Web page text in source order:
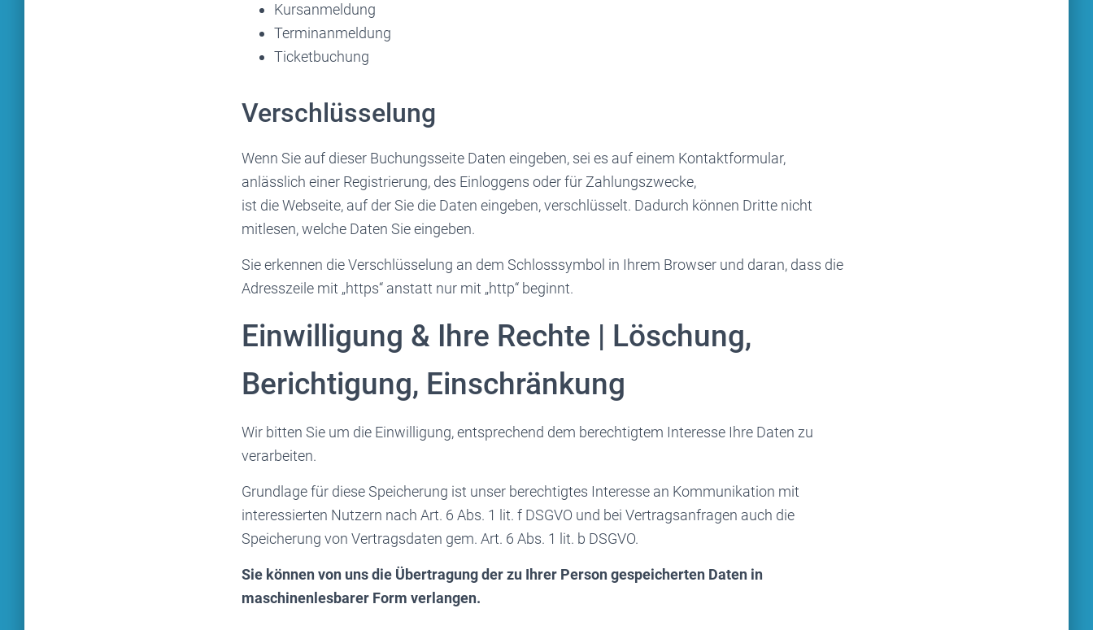
Kursanmeldung
Terminanmeldung
Ticketbuchung
Verschlüsselung
Wenn Sie auf dieser Buchungsseite Daten eingeben, sei es auf einem Kontaktformular,
anlässlich einer Registrierung, des Einloggens oder für Zahlungszwecke,
ist die Webseite, auf der Sie die Daten eingeben, verschlüsselt. Dadurch können Dritte nicht
mitlesen, welche Daten Sie eingeben.
Sie erkennen die Verschlüsselung an dem Schlosssymbol in Ihrem Browser und daran, dass die
Adresszeile mit „https“ anstatt nur mit „http“ beginnt.
Einwilligung & Ihre Rechte | Löschung,
Berichtigung, Einschränkung
Wir bitten Sie um die Einwilligung, entsprechend dem berechtigtem Interesse Ihre Daten zu
verarbeiten.
Grundlage für diese Speicherung ist unser berechtigtes Interesse an Kommunikation mit
interessierten Nutzern nach Art. 6 Abs. 1 lit. f DSGVO und bei Vertragsanfragen auch die
Speicherung von Vertragsdaten gem. Art. 6 Abs. 1 lit. b DSGVO.
Sie können von uns die Übertragung der zu Ihrer Person gespeicherten Daten in
maschinenlesbarer Form verlangen.